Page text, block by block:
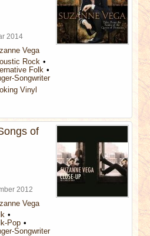
2014
Vega
Rock
Folk
Songwriter
Vinyl
of
2012
Vega
Pop
Songwriter